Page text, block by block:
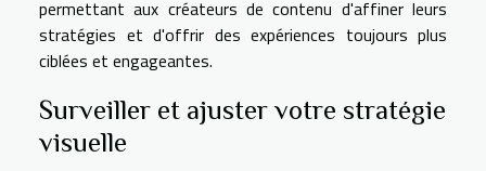
permettant aux créateurs de contenu d'affiner leurs
stratégies et d'offrir des expériences toujours plus
ciblées et engageantes.
Surveiller et ajuster votre stratégie
visuelle